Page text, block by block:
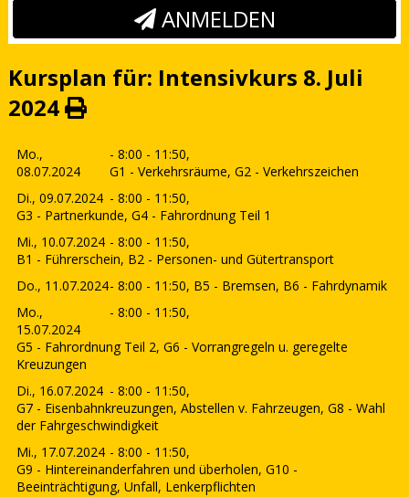
ANMELDEN
Kursplan für: Intensivkurs 8. Juli
2024
Mo.,
08.07.2024
- 8:00 - 11:50,
G1 - Verkehrsräume, G2 - Verkehrszeichen
Di., 09.07.2024 - 8:00 - 11:50,
G3 - Partnerkunde, G4 - Fahrordnung Teil 1
Mi., 10.07.2024 - 8:00 - 11:50,
B1 - Führerschein, B2 - Personen- und Gütertransport
Do., 11.07.2024- 8:00 - 11:50, B5 - Bremsen, B6 - Fahrdynamik
Mo.,
15.07.2024
- 8:00 - 11:50,
G5 - Fahrordnung Teil 2, G6 - Vorrangregeln u. geregelte
Kreuzungen
Di., 16.07.2024 - 8:00 - 11:50,
G7 - Eisenbahnkreuzungen, Abstellen v. Fahrzeugen, G8 - Wahl
der Fahrgeschwindigkeit
Mi., 17.07.2024 - 8:00 - 11:50,
G9 - Hintereinanderfahren und überholen, G10 -
Beeinträchtigung, Unfall, Lenkerpflichten